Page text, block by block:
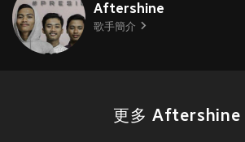
Aftershine
歌手簡介
更多 Aftershine